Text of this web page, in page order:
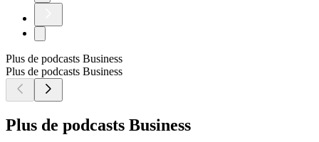
Plus de podcasts Business
Plus de podcasts Business
Plus de podcasts Business